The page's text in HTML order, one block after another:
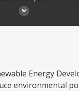
Energy
environmental